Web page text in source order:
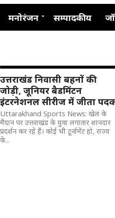
मनोरंजन सम्पादकीय
उत्तराखंड निवासी बहनों की
जोड़ी, जूनियर बैडमिंटन
इंटरनेशनल सीरीज में जीता
Uttarakhand Sports News: खेल के
मैदान पर उत्तराखंड के युवा लगातार शानदार
प्रदर्शन कर रहे हैं। कोई भी टूर्नामेंट हो, राज्य
के...